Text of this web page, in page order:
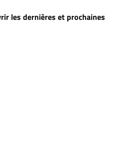
les dernières et prochaines